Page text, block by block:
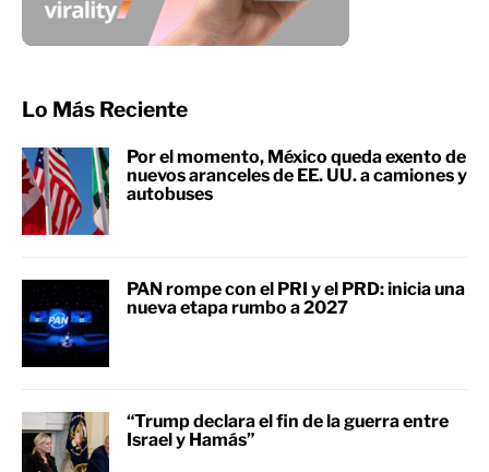
Lo Más Reciente
Por el momento, México queda exento de
nuevos aranceles de EE. UU. a camiones y
autobuses
PAN rompe con el PRI y el PRD: inicia una
nueva etapa rumbo a 2027
“Trump declara el fin de la guerra entre
Israel y Hamás”